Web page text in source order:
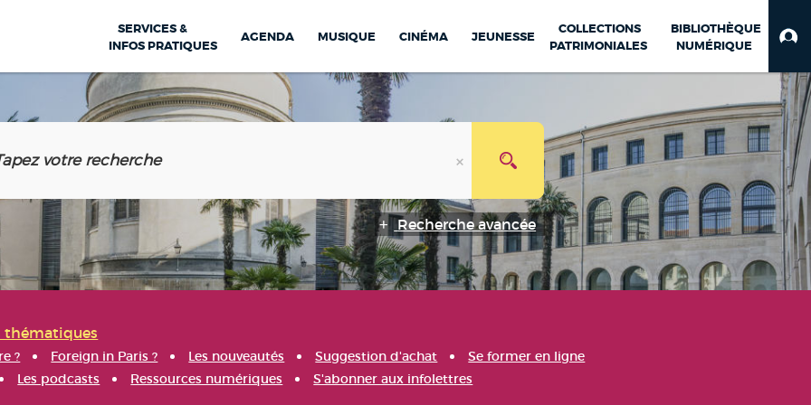
SERVICES &
INFOS PRATIQUES
AGENDA MUSIQUE CINÉMA JEUNESSE
COLLECTIONS
PATRIMONIALES
BIBLIOTHÈQUE
NUMÉRIQUE
Recherche avancée
thématiques
? Foreign in Paris ? Les nouveautés Suggestion d'achat
Se former en ligne
Les podcasts Ressources numériques S'abonner aux infolettres